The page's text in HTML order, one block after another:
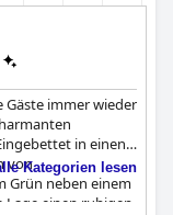
Gäste immer wieder
in einen
von
Grün neben einem
Lage einen ruhigen
Kategorien lesen